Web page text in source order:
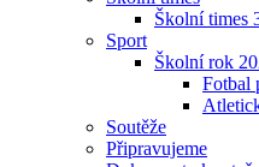
Školní times
Sport
Školní rok
Fotbal
Soutěže
Připravujeme